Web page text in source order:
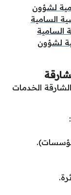
لشؤون
السامية
السامية
لشؤون
الخدمات